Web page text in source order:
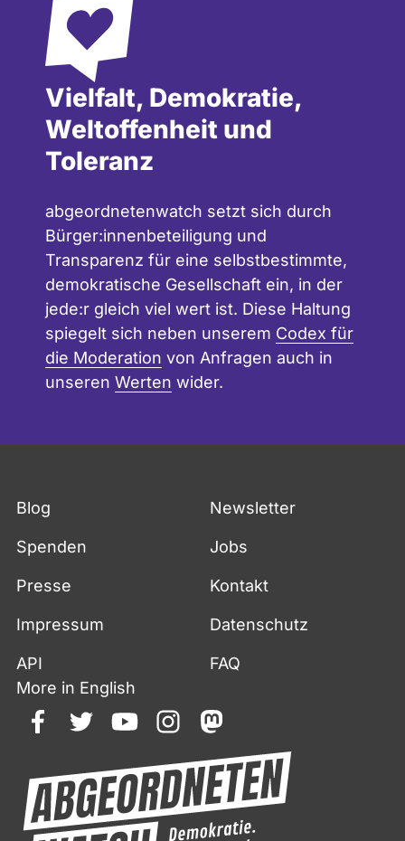
Vielfalt, Demokratie,
Weltoffenheit und
Toleranz
abgeordnetenwatch setzt sich durch
Bürger:innenbeteiligung und
Transparenz für eine selbstbestimmte,
demokratische Gesellschaft ein, in der
jede:r gleich viel wert ist. Diese Haltung
spiegelt sich neben unserem Codex für
die Moderation von Anfragen auch in
unseren Werten wider.
Blog Newsletter
Spenden Jobs
Presse Kontakt
Impressum Datenschutz
API
FAQ
More in English
facebooktwitteryoutubeinstagrammastodon